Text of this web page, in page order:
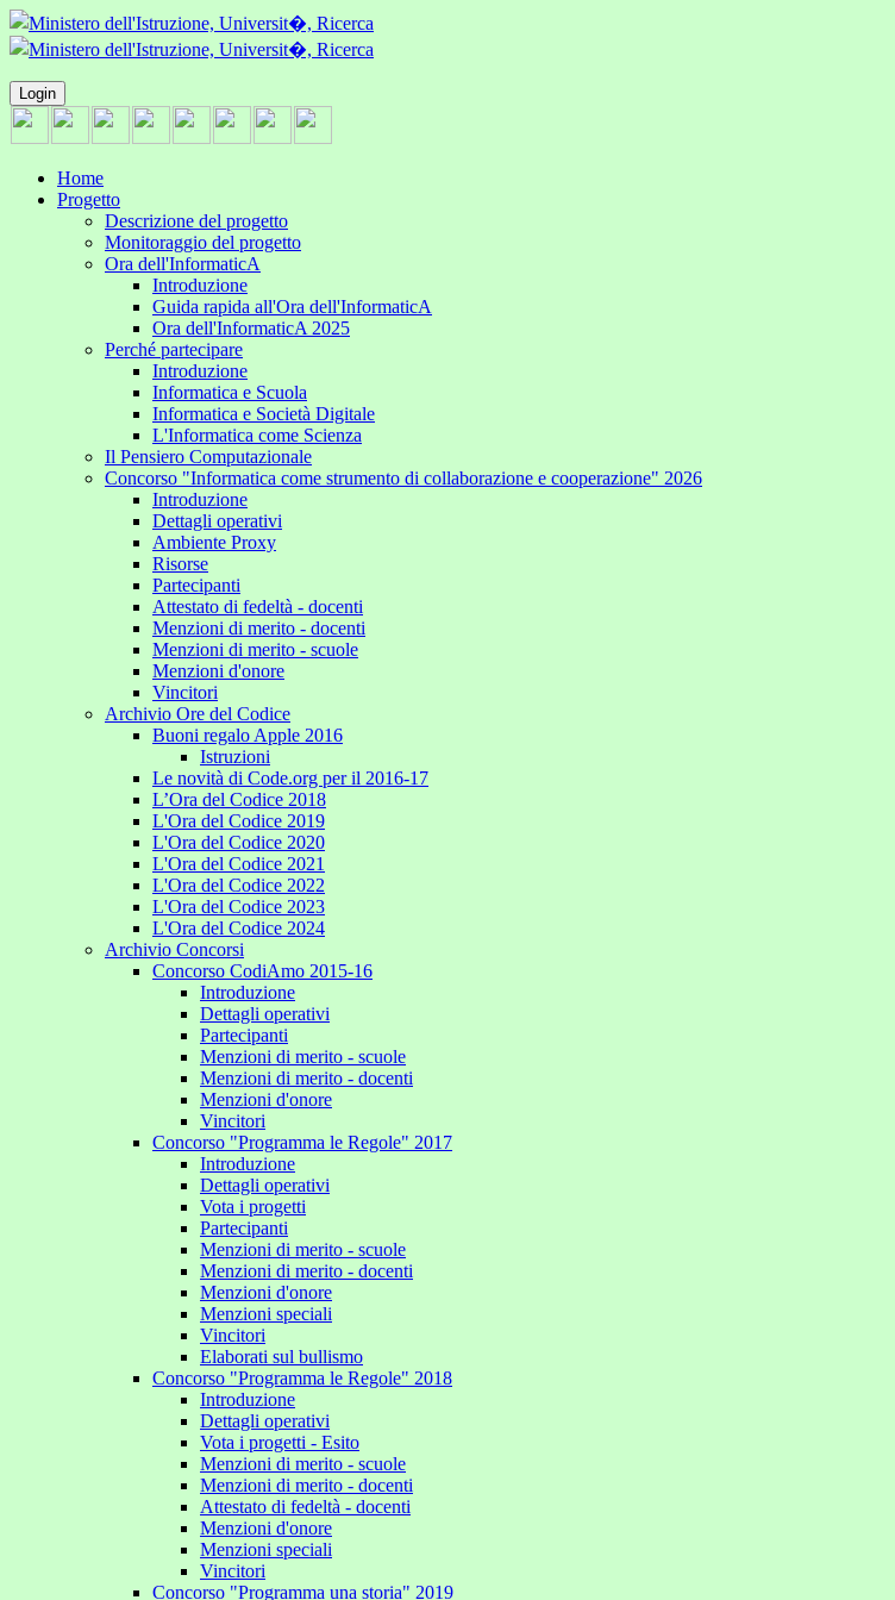
Login
Home
Progetto
Descrizione del progetto
Monitoraggio del progetto
Ora dell'InformaticA
Introduzione
Guida rapida all'Ora dell'InformaticA
Ora dell'InformaticA 2025
Perché partecipare
Introduzione
Informatica e Scuola
Informatica e Società Digitale
L'Informatica come Scienza
Il Pensiero Computazionale
Concorso "Informatica come strumento di collaborazione e cooperazione" 2026
Introduzione
Dettagli operativi
Ambiente Proxy
Risorse
Partecipanti
Attestato di fedeltà - docenti
Menzioni di merito - docenti
Menzioni di merito - scuole
Menzioni d'onore
Vincitori
Archivio Ore del Codice
Buoni regalo Apple 2016
Istruzioni
Le novità di Code.org per il 2016-17
L’Ora del Codice 2018
L'Ora del Codice 2019
L'Ora del Codice 2020
L'Ora del Codice 2021
L'Ora del Codice 2022
L'Ora del Codice 2023
L'Ora del Codice 2024
Archivio Concorsi
Concorso CodiAmo 2015-16
Introduzione
Dettagli operativi
Partecipanti
Menzioni di merito - scuole
Menzioni di merito - docenti
Menzioni d'onore
Vincitori
Concorso "Programma le Regole" 2017
Introduzione
Dettagli operativi
Vota i progetti
Partecipanti
Menzioni di merito - scuole
Menzioni di merito - docenti
Menzioni d'onore
Menzioni speciali
Vincitori
Elaborati sul bullismo
Concorso "Programma le Regole" 2018
Introduzione
Dettagli operativi
Vota i progetti - Esito
Menzioni di merito - scuole
Menzioni di merito - docenti
Attestato di fedeltà - docenti
Menzioni d'onore
Menzioni speciali
Vincitori
Concorso "Programma una storia" 2019